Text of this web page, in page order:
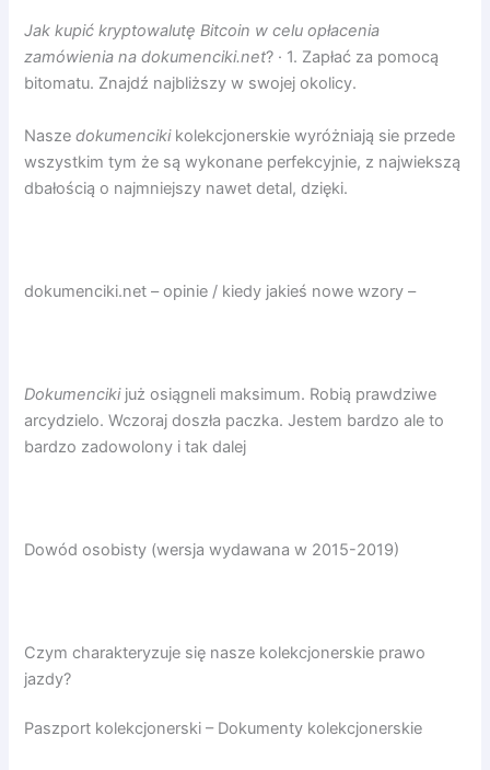
Jak kupić kryptowalutę Bitcoin w celu opłacenia
zamówienia na dokumenciki.net? · 1. Zapłać za pomocą
bitomatu. Znajdź najbliższy w swojej okolicy.
Naszedokumencikikolekcjonerskie wyróżniają sie przede
wszystkim tym że są wykonane perfekcyjnie, z najwiekszą
dbałością o najmniejszy nawet detal, dzięki.
dokumenciki.net – opinie / kiedy jakieś nowe wzory –
Dokumencikijuż osiągneli maksimum. Robią prawdziwe
arcydzielo. Wczoraj doszła paczka. Jestem bardzo ale to
bardzo zadowolony i tak dalej
Dowód osobisty (wersja wydawana w 2015-2019)
Czym charakteryzuje się nasze kolekcjonerskie prawo
jazdy?
Paszport kolekcjonerski – Dokumenty kolekcjonerskie